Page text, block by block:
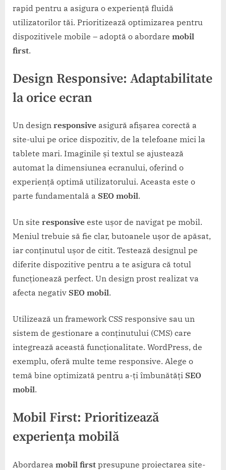
rapid pentru a asigura o experiență fluidă
utilizatorilor tăi. Prioritizează optimizarea pentru
dispozitivele mobile – adoptă o abordare mobil
first.
Design Responsive: Adaptabilitate
la orice ecran
Un design responsive asigură afișarea corectă a
site-ului pe orice dispozitiv, de la telefoane mici la
tablete mari. Imaginile și textul se ajustează
automat la dimensiunea ecranului, oferind o
experiență optimă utilizatorului. Aceasta este o
parte fundamentală a SEO mobil.
Un site responsive este ușor de navigat pe mobil.
Meniul trebuie să fie clar, butoanele ușor de apăsat,
iar conținutul ușor de citit. Testează designul pe
diferite dispozitive pentru a te asigura că totul
funcționează perfect. Un design prost realizat va
afecta negativ SEO mobil.
Utilizează un framework CSS responsive sau un
sistem de gestionare a conținutului (CMS) care
integrează această funcționalitate. WordPress, de
exemplu, oferă multe teme responsive. Alege o
temă bine optimizată pentru a-ți îmbunătăți SEO
mobil.
Mobil First: Prioritizează
experiența mobilă
Abordarea mobil first presupune proiectarea site-